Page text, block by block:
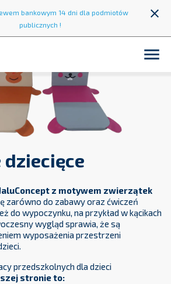
bankowym 14 dni dla podmiotów
publicznych !
close

z motywem zwierzątek
zarówno do zabawy oraz ćwiczeń
do wypoczynku, na przykład w kącikach
wygląd sprawia, że są
wyposażenia przestrzeni
przedszkolnych dla dzieci
stronie to: